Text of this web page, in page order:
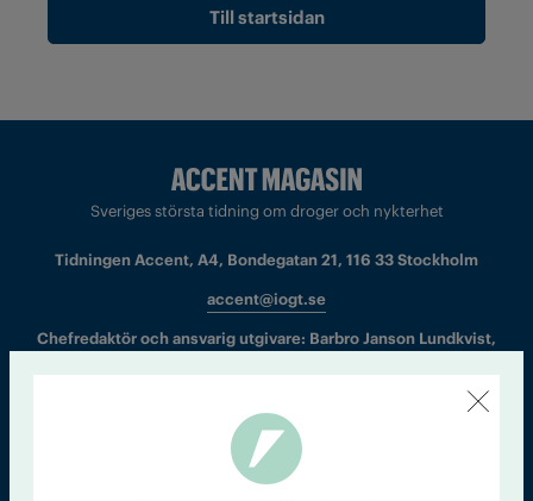
Till startsidan
Sveriges största tidning om droger och nykterhet
Tidningen Accent, A4, Bondegatan 21, 116 33 Stockholm
accent@iogt.se
Chefredaktör och ansvarig utgivare: Barbro Janson Lundkvist,
Om Tidningen Tidningsarkiv